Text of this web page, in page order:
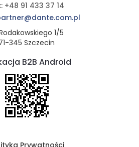
+48 91 433 37 14
1/5
345 Szczecin
B2B Android